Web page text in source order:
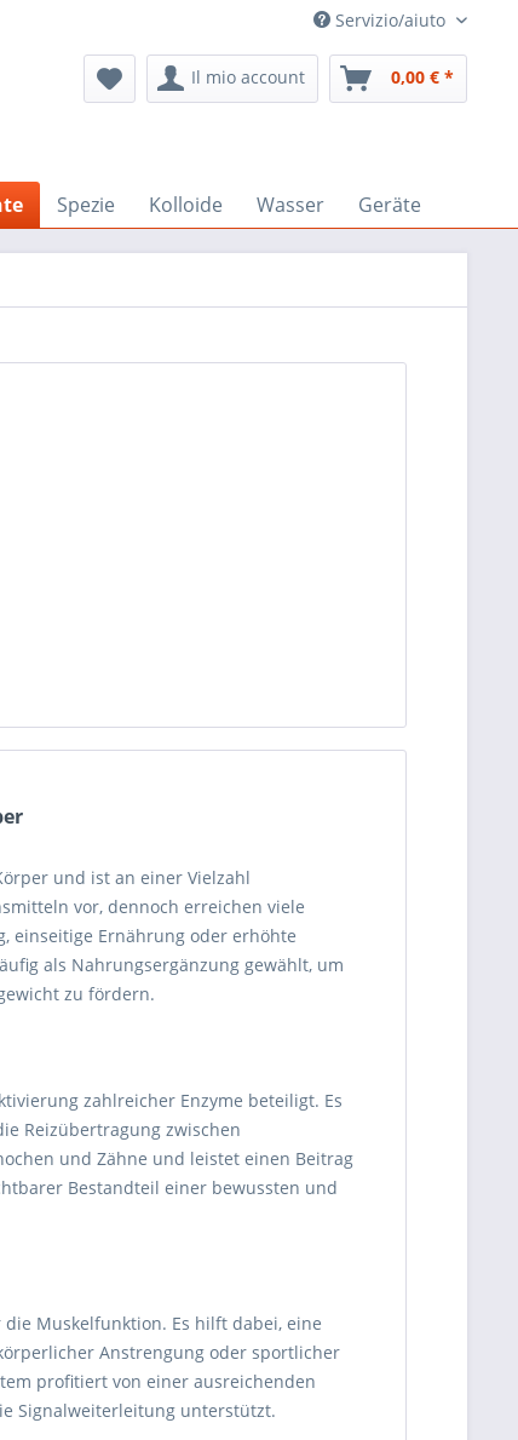
Servizio/aiuto
Il mio account 0,00 € *
Spezie Kolloide Wasser Geräte
und ist an einer Vielzahl
vor, dennoch erreichen viele
einseitige Ernährung oder erhöhte
als Nahrungsergänzung gewählt, um
zu fördern.
zahlreicher Enzyme beteiligt. Es
Reizübertragung zwischen
und Zähne und leistet einen Beitrag
Bestandteil einer bewussten und
Muskelfunktion. Es hilft dabei, eine
Anstrengung oder sportlicher
profitiert von einer ausreichenden
Signalweiterleitung unterstützt.